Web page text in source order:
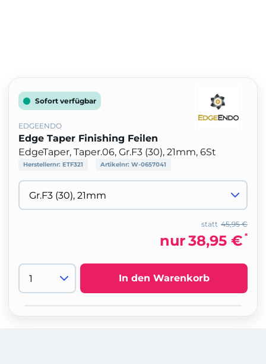
Sofort verfügbar
EDGEENDO
Edge Taper Finishing Feilen
EdgeTaper, Taper.06, Gr.F3 (30), 21mm, 6St
Herstellernr: ETF321 Artikelnr: W-0657041
45,95 €
statt
nur38,95 € *
In den Warenkorb